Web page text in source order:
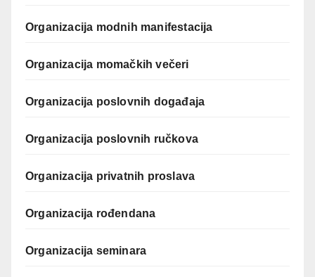
Organizacija modnih manifestacija
Organizacija momačkih večeri
Organizacija poslovnih događaja
Organizacija poslovnih ručkova
Organizacija privatnih proslava
Organizacija rođendana
Organizacija seminara